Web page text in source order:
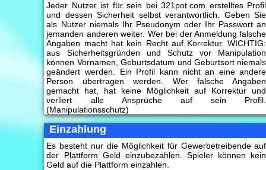
Jeder Nutzer ist für sein bei 321pot.com erstelltes Profil
und dessen Sicherheit selbst verantwortlich. Geben Sie
als Nutzer niemals Ihr Pseudonym oder Ihr Passwort an
jemanden anderen weiter. Wer bei der Anmeldung falsche
Angaben macht hat kein Recht auf Korrektur. WICHTIG:
aus Sicherheitsgründen und Schutz vor Manipulation
können Vornamen, Geburtsdatum und Geburtsort niemals
geändert werden. Ein Profil kann nicht an eine andere
Person übertragen werden. Wer falsche Angaben
gemacht hat, hat keine Möglichkeit auf Korrektur und
verliert alle Ansprüche auf sein Profil.
(Manipulationsschutz)
Einzahlung
Es besteht nur die Möglichkeit für Gewerbetreibende auf
der Plattform Geld einzubezahlen. Spieler können kein
Geld auf die Plattform einzahlen.